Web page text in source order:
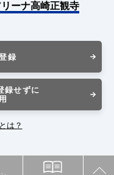
ーナ高崎正観寺
録
録せずに
は？